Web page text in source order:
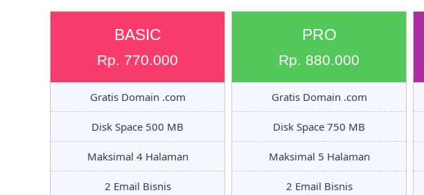
BASIC
Rp. 770.000
Gratis Domain .com
Disk Space 500 MB
Maksimal 4 Halaman
2 Email Bisnis
PRO
Rp. 880.000
Gratis Domain .com
Disk Space 750 MB
Maksimal 5 Halaman
2 Email Bisnis